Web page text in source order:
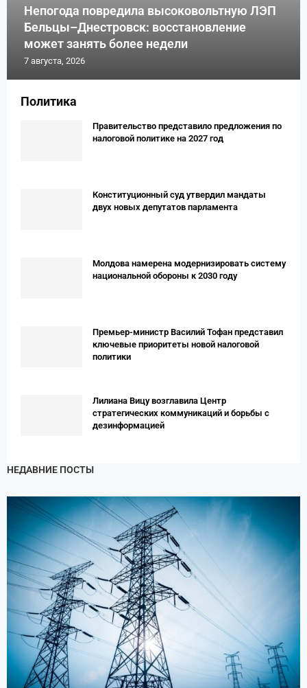
Непогода повредила высоковольтную ЛЭП
Бельцы–Днестровск: восстановление
может занять более недели
7 августа, 2026
Политика
Правительство представило предложения по
налоговой политике на 2027 год
Конституционный суд утвердил мандаты
двух новых депутатов парламента
Молдова намерена модернизировать систему
национальной обороны к 2030 году
Премьер-министр Василий Тофан представил
ключевые приоритеты новой налоговой
политики
Лилиана Вицу возглавила Центр
стратегических коммуникаций и борьбы с
дезинформацией
НЕДАВНИЕ ПОСТЫ